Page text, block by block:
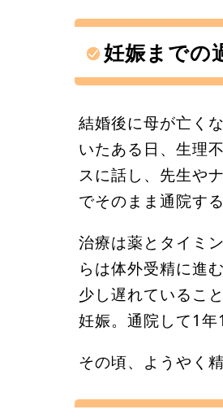
妊娠までの
結婚後に母が亡く
いたある日、生理
スに話し、先生や
でそのまま通院する
治療は薬とタイミ
らは体外受精に進
少し遅れているこ
妊娠。通院して1年
その頃、ようやく